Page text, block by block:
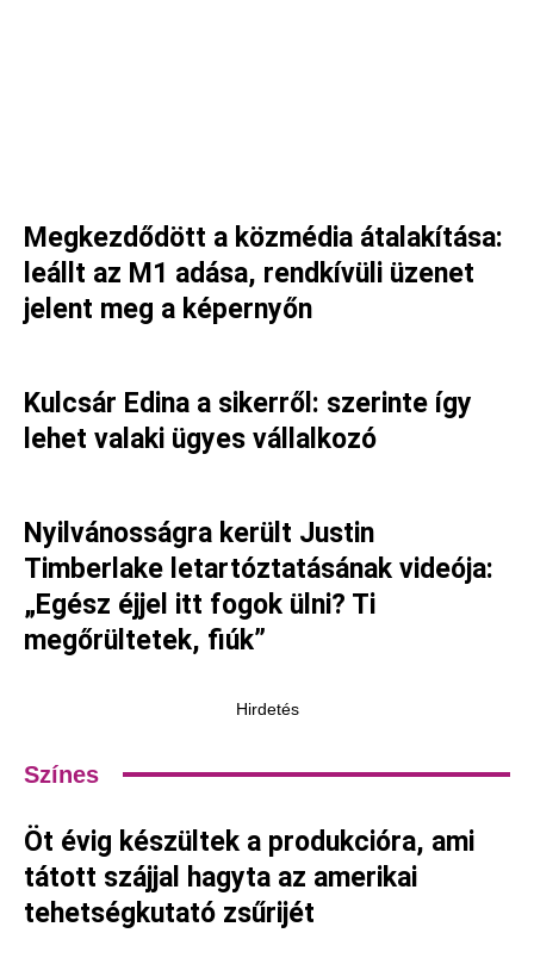
Megkezdődött a közmédia átalakítása:
leállt az M1 adása, rendkívüli üzenet
jelent meg a képernyőn
Kulcsár Edina a sikerről: szerinte így
lehet valaki ügyes vállalkozó
Nyilvánosságra került Justin
Timberlake letartóztatásának videója:
„Egész éjjel itt fogok ülni? Ti
megőrültetek, fiúk”
Hirdetés
Színes
Öt évig készültek a produkcióra, ami
tátott szájjal hagyta az amerikai
tehetségkutató zsűrijét